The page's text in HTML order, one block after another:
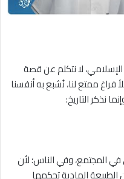
الإسلامي، لا نتكلم عن قصة
فراغ ممتع لنا، نُشبع به أنفسنا
نذكر التاريخ:
المجتمع، وفي الناس؛ لأن
الطبيعة المادية تحكمها